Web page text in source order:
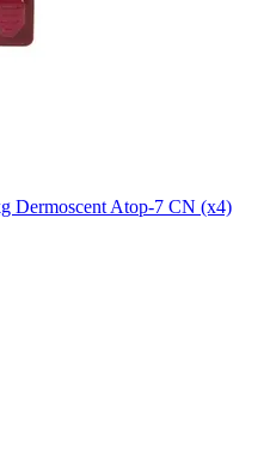
Dermoscent Atop-7 CN (x4)